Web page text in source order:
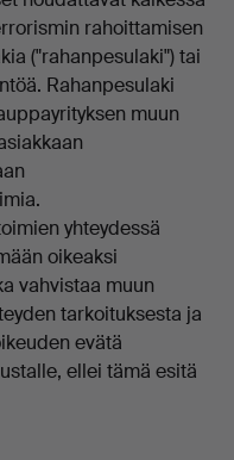
rahoittamisen
("rahanpesulaki") tai
Rahanpesulaki
muun
yhteydessä
oikeaksi
vahvistaa muun
tarkoituksesta ja
evätä
ellei tämä esitä